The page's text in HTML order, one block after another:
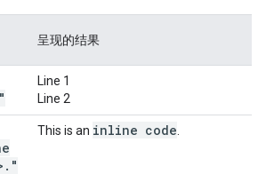
呈现的结果
Line 1
Line 2
. "
This is an inline code